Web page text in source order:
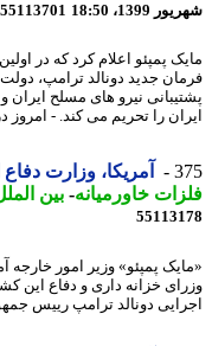
18:50
55113701
پمپئو اعلام کرد که در اولین
جدید دونالد ترامپ، دولت
نیرو های مسلح ایران و
را تحریم می کند. - امروز
آمریکا، وزارت دفاع
خاورمیانه-بین الملل-72 ماه پیش - دوشنبه
پمپئو» وزیر امور خارجه
خزانه داری و دفاع این کشور
دونالد ترامپ رییس جمهور